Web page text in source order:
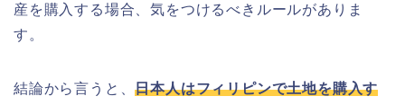
産を購入する場合、気をつけるべきルールがありま
す。
結論から言うと、日本人はフィリピンで土地を購入す